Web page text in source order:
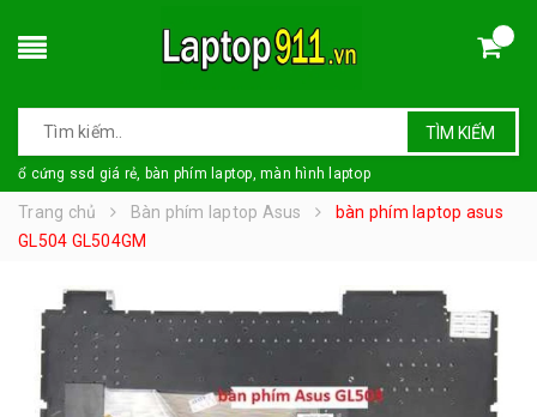
TÌM KIẾM
ổ cứng ssd giá rẻ, bàn phím laptop, màn hình laptop
Trang chủ Bàn phím laptop Asus
bàn phím laptop asus
GL504 GL504GM